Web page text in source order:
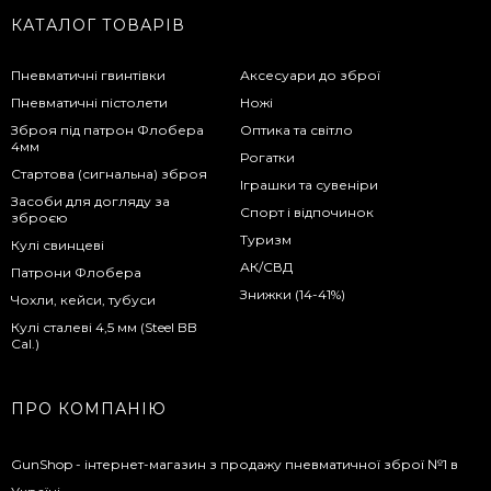
КАТАЛОГ ТОВАРІВ
Пневматичні гвинтівки
Пневматичні пістолети
Зброя під патрон Флобера
4мм
Стартова (сигнальна) зброя
Засоби для догляду за
зброєю
Кулі свинцеві
Патрони Флобера
Чохли, кейси, тубуси
Кулі сталеві 4,5 мм (Steel BB
Cal.)
Аксесуари до зброї
Ножі
Оптика та світло
Рогатки
Іграшки та сувеніри
Спорт і відпочинок
Туризм
АК/СВД
Знижки (14-41%)
ПРО КОМПАНІЮ
GunShop - інтернет-магазин з продажу пневматичної зброї №1 в